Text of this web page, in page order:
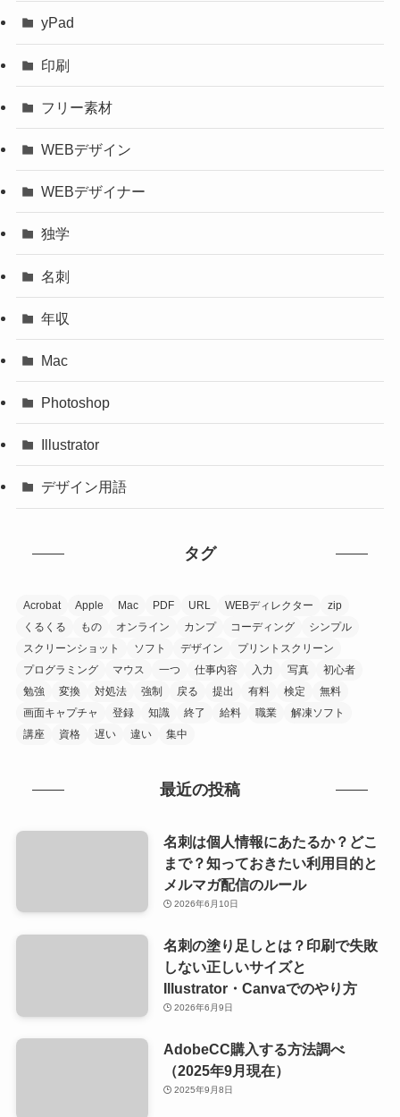
yPad
印刷
フリー素材
WEBデザイン
WEBデザイナー
独学
名刺
年収
Mac
Photoshop
Illustrator
デザイン用語
タグ
Acrobat Apple Mac PDF URL WEBディレクター
zip
くるくる
もの オンライン カンプ コーディング
シンプル
スクリーンショット
ソフト デザイン
プリントスクリーン
プログラミング
マウス 一つ 仕事内容 入力 写真
初心者
勉強
変換 対処法 強制 戻る 提出 有料 検定
無料
画面キャプチャ
登録 知識 終了 給料 職業
解凍ソフト
講座
資格 遅い 違い 集中
最近の投稿
名刺は個人情報にあたるか？どこ
まで？知っておきたい利用目的と
メルマガ配信のルール
2026年6月10日
名刺の塗り足しとは？印刷で失敗
しない正しいサイズと
Illustrator・Canvaでのやり方
2026年6月9日
AdobeCC購入する方法調べ
（2025年9月現在）
2025年9月8日